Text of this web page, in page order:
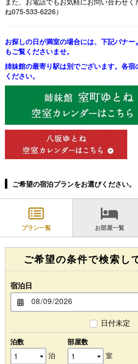
ね075-533-6226）
お探しの日が満室の場合には、下記バナ
もご覧くださいませ。
姉妹館の最寄り駅は別でございます。各
ください。
ご希望の宿泊プランをお選びください。
プラン一覧 お部屋一覧
ご希望の条件で検索し
宿泊日
日付未定
泊数
泊
部屋数
室